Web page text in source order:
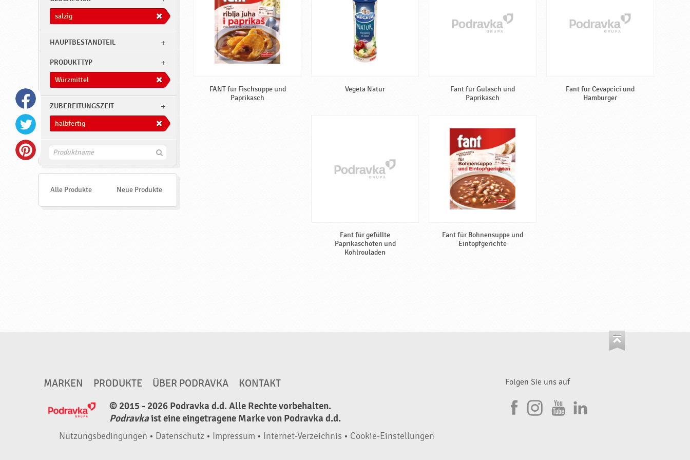
salzig
HAUPTBESTANDTEIL
PRODUKTTYP
Würzmittel
ZUBEREITUNGSZEIT
halbfertig
F
e
Alle Produkte Neue Produkte
FANT für Fischsuppe und
Paprikasch
Vegeta Natur
Fant für Gulasch und
Paprikasch
Fant für Cevapcici und
Hamburger
Fant für gefüllte
Paprikaschoten und
Kohlrouladen
Fant für Bohnensuppe und
Eintopfgerichte
MARKEN PRODUKTE ÜBER PODRAVKA
KONTAKT
© 2015 - 2026 Podravka d.d. Alle Rechte vorbehalten.
Podravkaist eine eingetragene Marke von Podravka d.d.
Nutzungsbedingungen • Datenschutz • Impressum • Internet-Verzeichnis • Cookie-Einstellungen
Folgen Sie uns auf
I